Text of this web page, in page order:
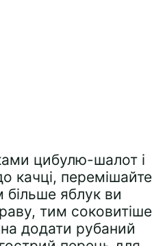
цибулю-шалот і
качці, перемішайте
яблук ви
тим соковитіше
додати рубаний